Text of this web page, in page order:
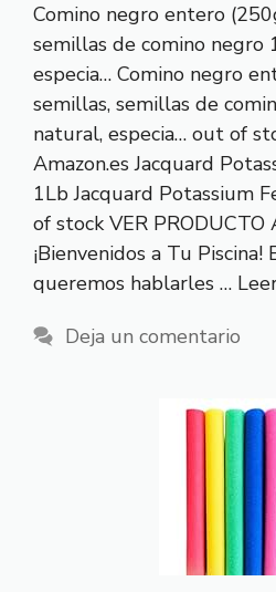
Comino negro entero
semillas de comino negro
especia… Comino negro
semillas, semillas de
natural, especia… out of
Amazon.es Jacquard
1Lb Jacquard Potassium
of stock VER PRODUCTO
¡Bienvenidos a Tu Piscina!
queremos hablarles …
Deja un comentario